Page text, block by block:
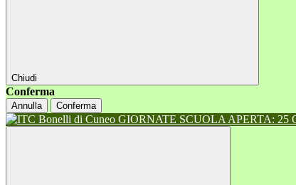
Chiudi
Conferma
Annulla Conferma
GIORNATE SCUOLA APERTA: 25